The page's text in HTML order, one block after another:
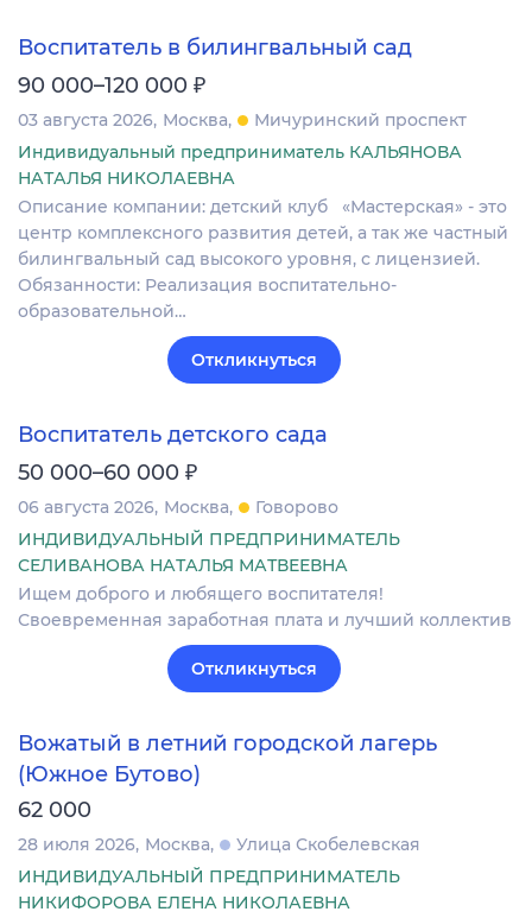
Воспитатель в билингвальный сад
90 000–120 000 ₽
03 августа 2026 Москва
Мичуринский проспект
Индивидуальный предприниматель КАЛЬЯНОВА
НАТАЛЬЯ НИКОЛАЕВНА
Описание компании: детский клуб «Мастерская» - это
центр комплексного развития детей, а так же частный
билингвальный сад высокого уровня, с лицензией.
Обязанности: Реализация воспитательно-
образовательной…
Откликнуться
Воспитатель детского сада
50 000–60 000 ₽
06 августа 2026 Москва
Говорово
ИНДИВИДУАЛЬНЫЙ ПРЕДПРИНИМАТЕЛЬ
СЕЛИВАНОВА НАТАЛЬЯ МАТВЕЕВНА
Ищем доброго и любящего воспитателя!
Своевременная заработная плата и лучший коллектив
Откликнуться
Вожатый в летний городской лагерь
(Южное Бутово)
62 000
28 июля 2026 Москва
Улица Скобелевская
ИНДИВИДУАЛЬНЫЙ ПРЕДПРИНИМАТЕЛЬ
НИКИФОРОВА ЕЛЕНА НИКОЛАЕВНА